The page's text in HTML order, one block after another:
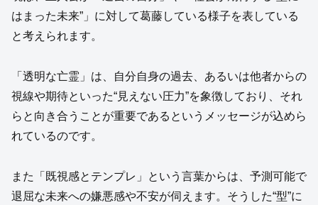
はまった未来”」に対して葛藤している様子を表している
と考えられます。
「透明な亡霊」は、自分自身の過去、あるいは他者からの
視線や期待といった“見えない圧力”を象徴しており、それ
らと向き合うことが重要であるというメッセージが込めら
れているのです。
また「既視感とテンプレ」という言葉からは、予測可能で
退屈な未来への嫌悪感や不安が伺えます。そうした“型”に